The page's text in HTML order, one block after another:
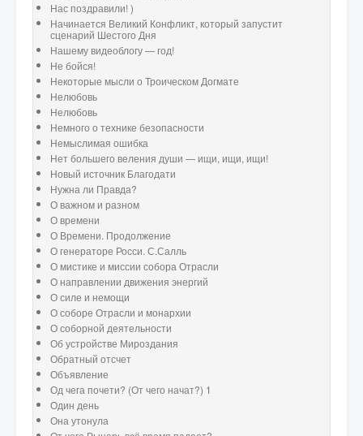
Нас поздравили! )
Начинается Великий Конфликт, который запустит
сценарий Шестого Дня
Нашему видеоблогу — год!
Не бойся!
Некоторые мысли о Троическом Догмате
Нелюбовь
Нелюбовь
Немного о технике безопасности
Немыслимая ошибка
Нет большего веления души — ищи, ищи, ищи!
Новый источник Благодати
Нужна ли Правда?
О важном и разном
О времени
О Времени. Продолжение
О генераторе Росси. С.Салль
О мистике и миссии собора Отрасли
О направлении движения энергий
О силе и немощи
О соборе Отрасли и монархии
О соборной деятельности
Об устройстве Мироздания
Обратный отсчет
Объявление
Од чега почети? (От чего начат?) 1
Один день
Она утонула